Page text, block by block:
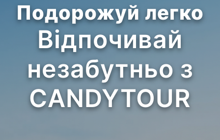
Подорожуй легко
Відпочивай
незабутньо з
CANDYTOUR